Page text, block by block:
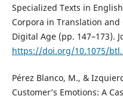
Specialized Texts in
Corpora in Translation
Digital Age (pp. 147–173).
https://doi.org/10.1075/
Pérez Blanco, M., &
Customer’s Emotions: A